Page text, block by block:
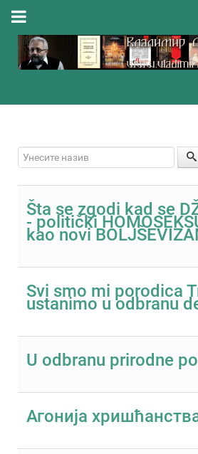
Унесите назив
Šta se zgodi kad se
- politički
kao novi
Svi smo mi porodica
ustanimo u odbranu
U odbranu prirodne
Агонија